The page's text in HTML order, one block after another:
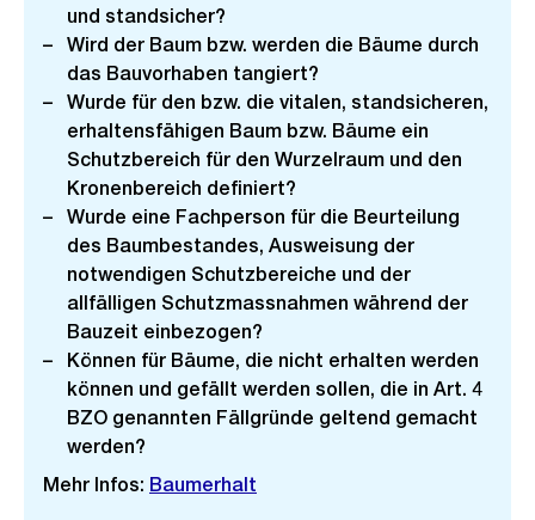
und standsicher?
Wird der Baum bzw. werden die Bäume durch
das Bauvorhaben tangiert?
Wurde für den bzw. die vitalen, standsicheren,
erhaltensfähigen Baum bzw. Bäume ein
Schutzbereich für den Wurzelraum und den
Kronenbereich definiert?
Wurde eine Fachperson für die Beurteilung
des Baumbestandes, Ausweisung der
notwendigen Schutzbereiche und der
allfälligen Schutzmassnahmen während der
Bauzeit einbezogen?
Können für Bäume, die nicht erhalten werden
können und gefällt werden sollen, die in Art. 4
BZO genannten Fällgründe geltend gemacht
werden?
Mehr Infos: Baumerhalt